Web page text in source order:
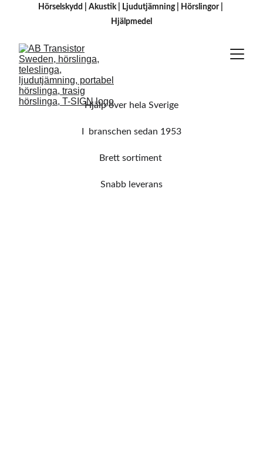
Hörselskydd Akustik | Ljudutjämning | Hörslingor |
H jälpmedel
Hjälp över hela Sverige
I  branschen sedan 1953
Snabb leverans
Brett sortiment